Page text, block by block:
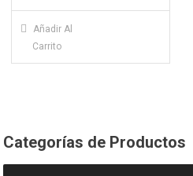
Añadir Al
Carrito
Categorías de Productos